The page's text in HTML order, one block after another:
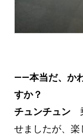
——本当だ、か
すか？
チュンチュン
せましたが、